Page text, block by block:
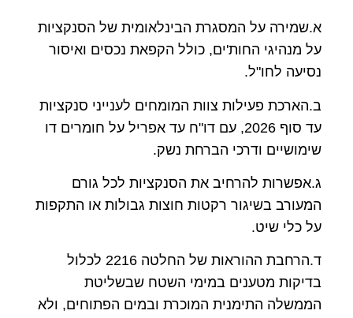
א.שמירה על המסגרת הבינלאומית של הסנקציות
על מנהיגי החות'ים, כולל הקפאת נכסים ואיסור
נסיעה לחו"ל.
ב.הארכת פעילות צוות המומחים לענייני סנקציות
עד סוף 2026, עם דו"ח עד אפריל על חומרים דו
שימושיים ודרכי הברחת נשק.
ג.אפשרות להרחיב את הסנקציות לכל גורם
המעורב בשיגור רקטות חוצות גבולות או התקפות
על כלי שיט.
ד.הרחבת ההוראות של החלטה 2216 לכלול
בדיקות מטענים במימי השטח שבשליטת
הממשלה התימנית המוכרת ובמים הפתוחים, ולא